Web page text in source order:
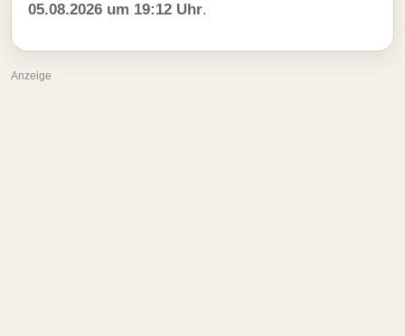
05.08.2026 um 19:12 Uhr.
Anzeige